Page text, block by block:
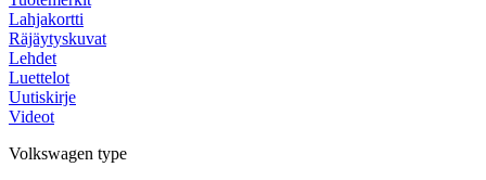
Lahjakortti
Räjäytyskuvat
Lehdet
Luettelot
Uutiskirje
Videot
Volkswagen type